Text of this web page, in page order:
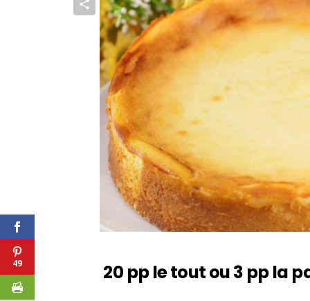
20 pp le tout ou 3 pp la
49